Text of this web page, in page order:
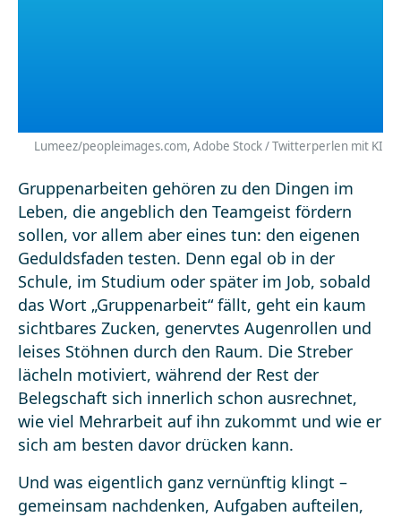
Lumeez/peopleimages.com, Adobe Stock / Twitterperlen mit KI
Gruppenarbeiten gehören zu den Dingen im
Leben, die angeblich den Teamgeist fördern
sollen, vor allem aber eines tun: den eigenen
Geduldsfaden testen. Denn egal ob in der
Schule, im Studium oder später im Job, sobald
das Wort „Gruppenarbeit“ fällt, geht ein kaum
sichtbares Zucken, genervtes Augenrollen und
leises Stöhnen durch den Raum. Die Streber
lächeln motiviert, während der Rest der
Belegschaft sich innerlich schon ausrechnet,
wie viel Mehrarbeit auf ihn zukommt und wie er
sich am besten davor drücken kann.
Und was eigentlich ganz vernünftig klingt –
gemeinsam nachdenken, Aufgaben aufteilen,